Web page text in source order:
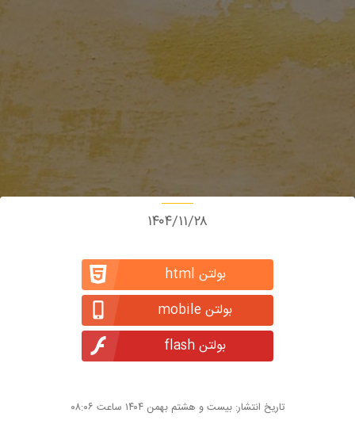
۱۴۰۴/۱۱/۲۸
بولتن html
بولتن mobile
بولتن flash
تاریخ انتشار: بیست و هشتم بهمن ۱۴۰۴ ساعت ۰۸:۰۶